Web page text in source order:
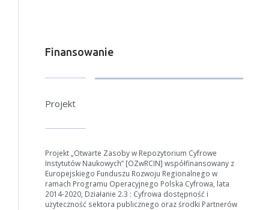
Finansowanie
Projekt
Projekt „Otwarte Zasoby w Repozytorium Cyfrowe
Instytutów Naukowych” [OZwRCIN] współfinansowany z
Europejskiego Funduszu Rozwoju Regionalnego w
ramach Programu Operacyjnego Polska Cyfrowa, lata
2014-2020, Działanie 2.3 : Cyfrowa dostępność i
użyteczność sektora publicznego oraz środki Partnerów